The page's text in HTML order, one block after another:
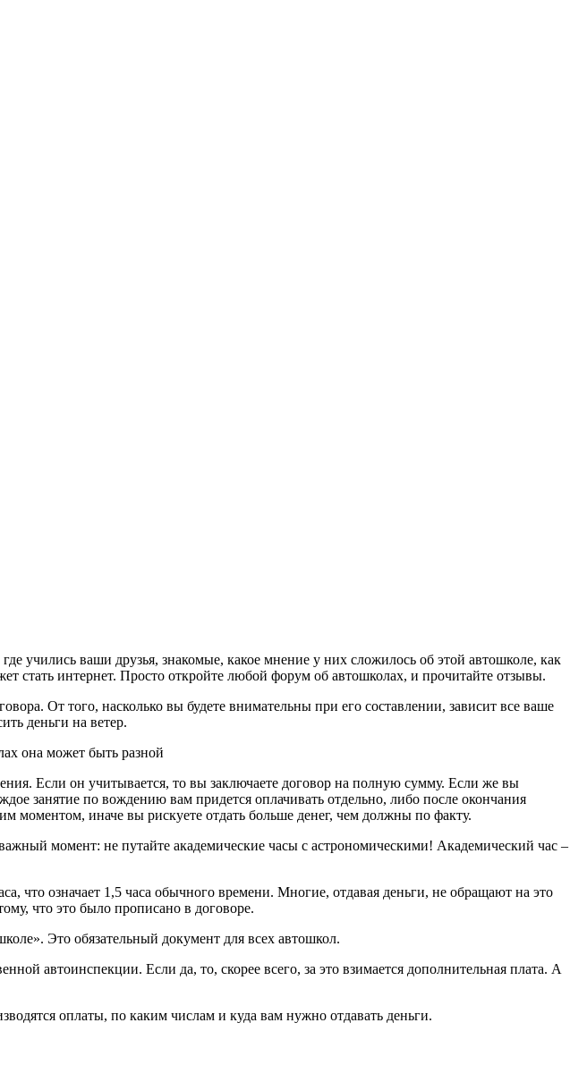
учились ваши друзья, знакомые, какое мнение у них сложилось об этой автошколе, как
интернет. Просто откройте любой форум об автошколах, и прочитайте отзывы.
От того, насколько вы будете внимательны при его составлении, зависит все ваше
деньги на ветер.
она может быть разной
Если он учитывается, то вы заключаете договор на полную сумму. Если же вы
занятие по вождению вам придется оплачивать отдельно, либо после окончания
моментом, иначе вы рискуете отдать больше денег, чем должны по факту.
момент: не путайте академические часы с астрономическими! Академический час –
что означает 1,5 часа обычного времени. Многие, отдавая деньги, не обращают на это
что это было прописано в договоре.
Это обязательный документ для всех автошкол.
автоинспекции. Если да, то, скорее всего, за это взимается дополнительная плата. А
оплаты, по каким числам и куда вам нужно отдавать деньги.